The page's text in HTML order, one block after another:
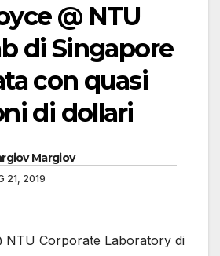
@ NTU
di Singapore
con quasi
di dollari
Margiov
21, 2019
NTU Corporate Laboratory di